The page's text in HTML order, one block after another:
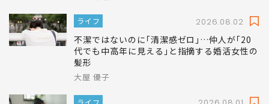
ライフ 2026.08.02
不潔ではないのに｢清潔感ゼロ｣…仲人が｢20
代でも中高年に見える｣と指摘する婚活女性の
髪形
大屋 優子
ライフ